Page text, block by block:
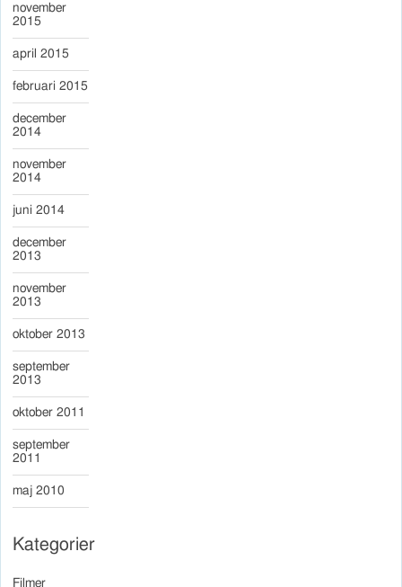
november
2015
april 2015
februari 2015
december
2014
november
2014
juni 2014
december
2013
november
2013
oktober 2013
september
2013
oktober 2011
september
2011
maj 2010
Kategorier
Filmer